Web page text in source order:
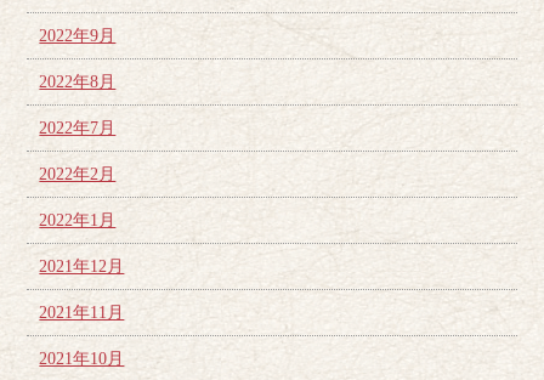
2022年9月
2022年8月
2022年7月
2022年2月
2022年1月
2021年12月
2021年11月
2021年10月